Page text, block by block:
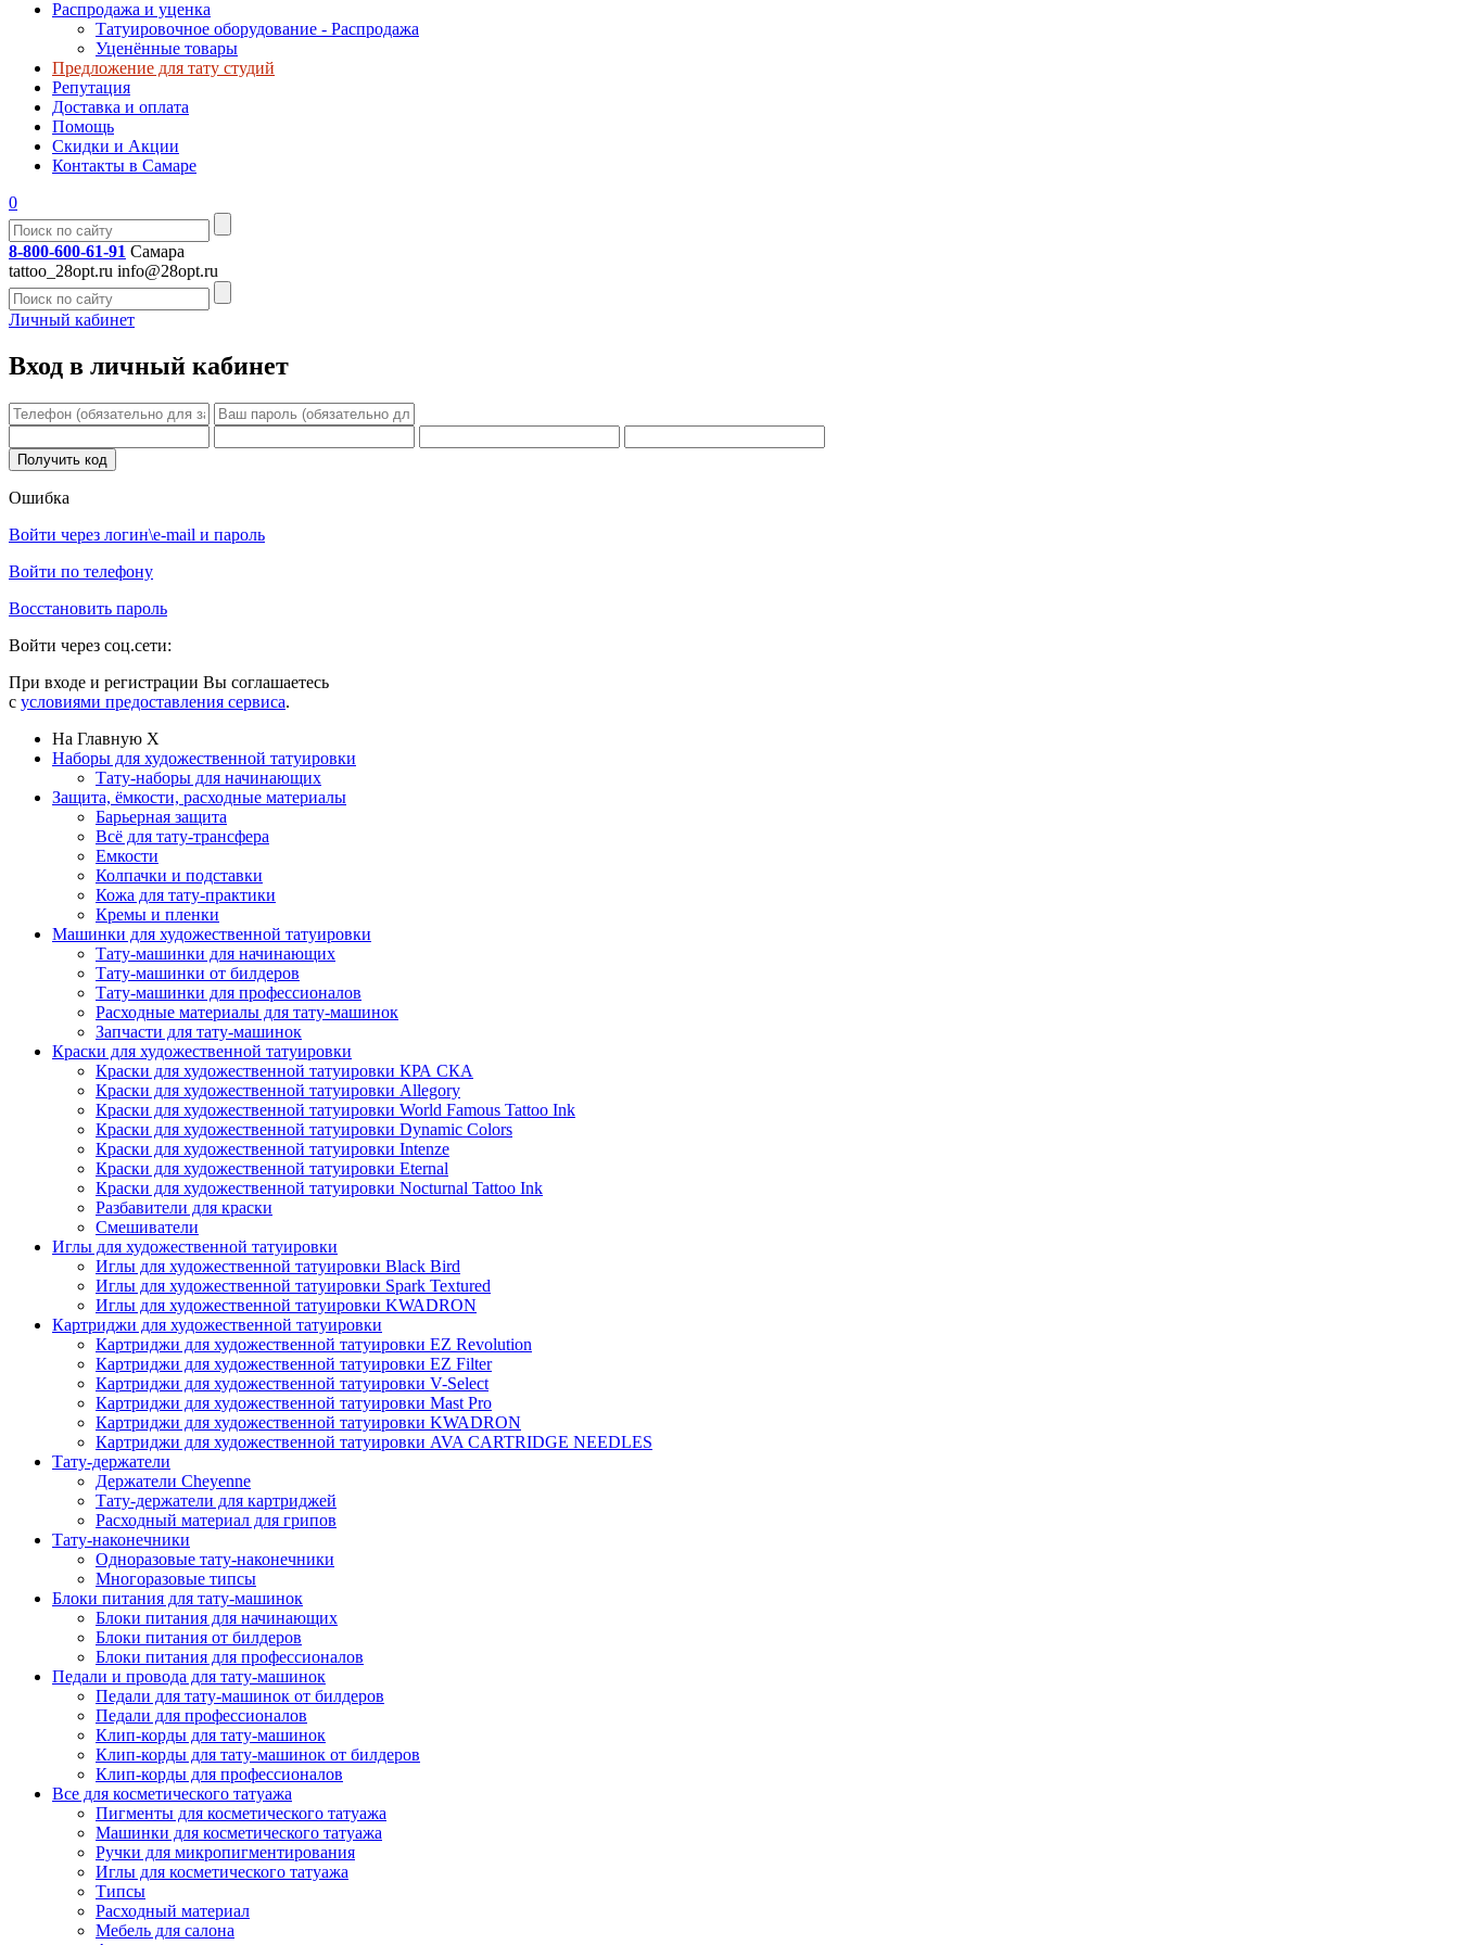
Распродажа и уценка
Татуировочное оборудование - Распродажа
Уценённые товары
Предложение для тату студий
Репутация
Доставка и оплата
Помощь
Скидки и Акции
Контакты в Самаре
0
8-800-600-61-91 Самара
tattoo_28opt.ru info@28opt.ru
Личный кабинет
Вход в личный кабинет
Ошибка
Войти через логин\e-mail и пароль
Войти по телефону
Восстановить пароль
Войти через соц.сети:
При входе и регистрации Вы соглашаетесь
с условиями предоставления сервиса.
На Главную X
Наборы для художественной татуировки
Тату-наборы для начинающих
Защита, ёмкости, расходные материалы
Барьерная защита
Всё для тату-трансфера
Емкости
Колпачки и подставки
Кожа для тату-практики
Кремы и пленки
Машинки для художественной татуировки
Тату-машинки для начинающих
Тату-машинки от билдеров
Тату-машинки для профессионалов
Расходные материалы для тату-машинок
Запчасти для тату-машинок
Краски для художественной татуировки
Краски для художественной татуировки КРА СКА
Краски для художественной татуировки Allegory
Краски для художественной татуировки World Famous Tattoo Ink
Краски для художественной татуировки Dynamic Colors
Краски для художественной татуировки Intenze
Краски для художественной татуировки Eternal
Краски для художественной татуировки Nocturnal Tattoo Ink
Разбавители для краски
Смешиватели
Иглы для художественной татуировки
Иглы для художественной татуировки Black Bird
Иглы для художественной татуировки Spark Textured
Иглы для художественной татуировки KWADRON
Картриджи для художественной татуировки
Картриджи для художественной татуировки EZ Revolution
Картриджи для художественной татуировки EZ Filter
Картриджи для художественной татуировки V-Select
Картриджи для художественной татуировки Mast Pro
Картриджи для художественной татуировки KWADRON
Картриджи для художественной татуировки AVA CARTRIDGE NEEDLES
Тату-держатели
Держатели Cheyenne
Тату-держатели для картриджей
Расходный материал для грипов
Тату-наконечники
Одноразовые тату-наконечники
Многоразовые типсы
Блоки питания для тату-машинок
Блоки питания для начинающих
Блоки питания от билдеров
Блоки питания для профессионалов
Педали и провода для тату-машинок
Педали для тату-машинок от билдеров
Педали для профессионалов
Клип-корды для тату-машинок
Клип-корды для тату-машинок от билдеров
Клип-корды для профессионалов
Все для косметического татуажа
Пигменты для косметического татуажа
Машинки для косметического татуажа
Ручки для микропигментирования
Иглы для косметического татуажа
Типсы
Расходный материал
Мебель для салона